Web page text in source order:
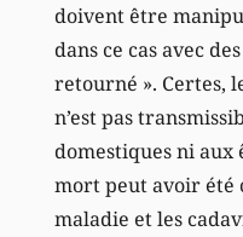
doivent être
dans ce cas avec
retourné ». Certes,
n’est pas
domestiques ni aux
mort peut avoir été
maladie et les